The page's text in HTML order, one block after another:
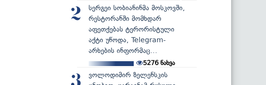
2
სერგეი სობიანინმა მოსკოვში,
რესტორანში მომხდარ
აფეთქებას ტერორისტული
აქტი უწოდა, Telegram-
არხების ინფორმაც...
5276ნახვა
ვოლოდიმირ ზელენსკის